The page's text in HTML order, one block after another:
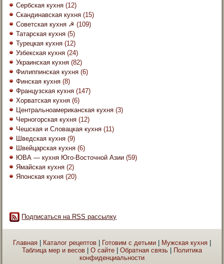
Сербская кухня (12)
Скандинавская кухня (15)
Советская кухня ☭ (109)
Татарская кухня (5)
Турецкая кухня (12)
Узбекская кухня (24)
Украинская кухня (82)
Филиппинская кухня (6)
Финская кухня (8)
Французская кухня (147)
Хорватская кухня (6)
Центральноамериканская кухня (3)
Черногорская кухня (12)
Чешская и Словацкая кухня (11)
Шведская кухня (9)
Швейцарская кухня (6)
ЮВА — кухня Юго-Восточной Азии (59)
Ямайская кухня (2)
Японская кухня (20)
Подписаться на RSS рассылку
Главная Каталог рецептов Готовим с детьми Мужская кухня
Таблица мер и весов
О сайте Обратная связь
Политика
конфиденциальности